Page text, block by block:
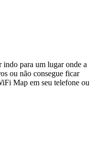
indo para um lugar onde a
ou não consegue ficar
Map em seu telefone ou